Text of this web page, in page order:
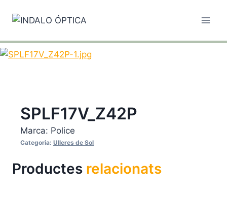
SPLF17V_Z42P
Marca: Police
Categoria: Ulleres de Sol
Productes relacionats